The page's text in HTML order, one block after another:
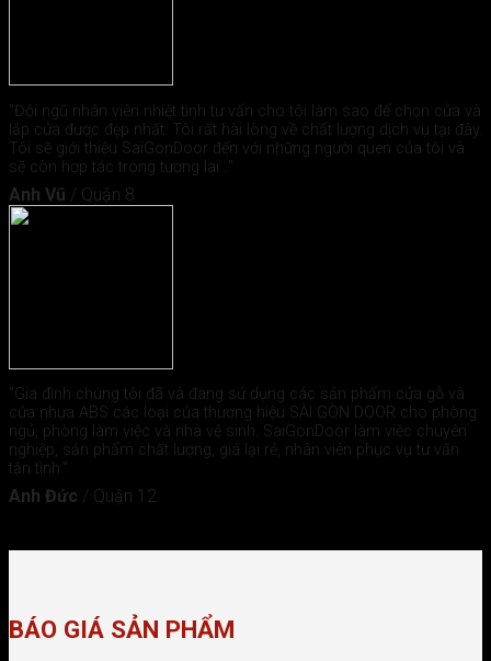
"Đội ngũ nhân viên nhiệt tình tư vấn cho tôi làm sao để chọn cửa và
lắp cửa được đẹp nhất. Tôi rất hài lòng về chất lượng dịch vụ tại đây.
Tôi sẽ giới thiệu SaiGonDoor đến với những người quen của tôi và
sẽ còn hợp tác trong tương lai..."
Anh Vũ / Quận 8
"Gia đình chúng tôi đã và đang sử dụng các sản phẩm cửa gỗ và
cửa nhựa ABS các loại của thương hiệu SÀI GÒN DOOR cho phòng
ngủ, phòng làm việc và nhà vệ sinh. SaiGonDoor làm việc chuyên
nghiệp, sản phẩm chất lượng, giá lại rẻ, nhân viên phục vụ tư vấn
tận tình."
Anh Đức / Quận 12
BÁO GIÁ SẢN PHẨM